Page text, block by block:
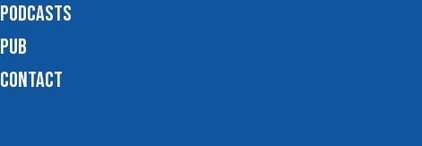
PODCASTS
PUB
CONTACT